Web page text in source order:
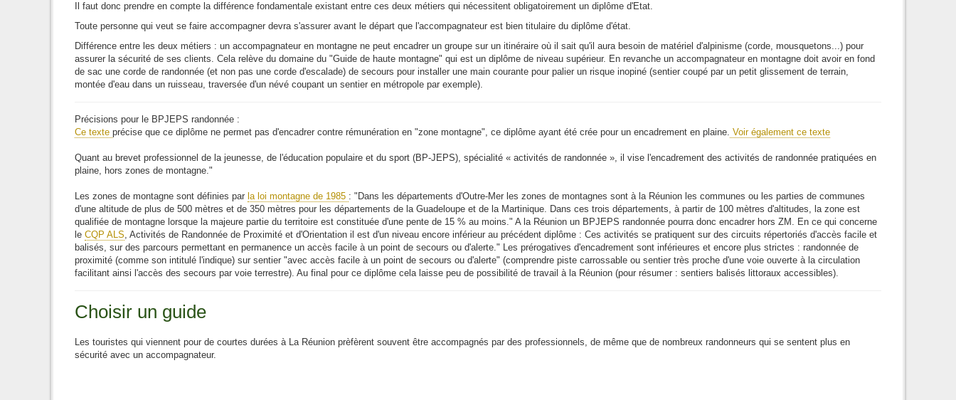
Il faut donc prendre en compte la différence fondamentale existant entre ces deux métiers qui nécessitent obligatoirement un diplôme d'Etat.
Toute personne qui veut se faire accompagner devra s'assurer avant le départ que l'accompagnateur est bien titulaire du diplôme d'état.
Différence entre les deux métiers : un accompagnateur en montagne ne peut encadrer un groupe sur un itinéraire où il sait qu'il aura besoin de matériel d'alpinisme (corde, mousquetons...) pour
assurer la sécurité de ses clients. Cela relève du domaine du "Guide de haute montagne" qui est un diplôme de niveau supérieur. En revanche un accompagnateur en montagne doit avoir en fond
de sac une corde de randonnée (et non pas une corde d'escalade) de secours pour installer une main courante pour palier un risque inopiné (sentier coupé par un petit glissement de terrain,
montée d'eau dans un ruisseau, traversée d'un névé coupant un sentier en métropole par exemple).
Précisions pour le BPJEPS randonnée :
Ce texte précise que ce diplôme ne permet pas d'encadrer contre rémunération en "zone montagne", ce diplôme ayant été crée pour un encadrement en plaine. Voir également ce texte
Quant au brevet professionnel de la jeunesse, de l'éducation populaire et du sport (BP-JEPS), spécialité « activités de randonnée », il vise l'encadrement des activités de randonnée pratiquées en
plaine, hors zones de montagne."
Les zones de montagne sont définies par la loi montagne de 1985 : "Dans les départements d'Outre-Mer les zones de montagnes sont à la Réunion les communes ou les parties de communes
d'une altitude de plus de 500 mètres et de 350 mètres pour les départements de la Guadeloupe et de la Martinique. Dans ces trois départements, à partir de 100 mètres d'altitudes, la zone est
qualifiée de montagne lorsque la majeure partie du territoire est constituée d'une pente de 15 % au moins." A la Réunion un BPJEPS randonnée pourra donc encadrer hors ZM. En ce qui concerne
le CQP ALS, Activités de Randonnée de Proximité et d'Orientation il est d'un niveau encore inférieur au précédent diplôme : Ces activités se pratiquent sur des circuits répertoriés d'accès facile et
balisés, sur des parcours permettant en permanence un accès facile à un point de secours ou d'alerte." Les prérogatives d'encadrement sont inférieures et encore plus strictes : randonnée de
proximité (comme son intitulé l'indique) sur sentier "avec accès facile à un point de secours ou d'alerte" (comprendre piste carrossable ou sentier très proche d'une voie ouverte à la circulation
facilitant ainsi l'accès des secours par voie terrestre). Au final pour ce diplôme cela laisse peu de possibilité de travail à la Réunion (pour résumer : sentiers balisés littoraux accessibles).
Choisir un guide
Les touristes qui viennent pour de courtes durées à La Réunion prèfèrent souvent être accompagnés par des professionnels, de même que de nombreux randonneurs qui se sentent plus en
sécurité avec un accompagnateur.